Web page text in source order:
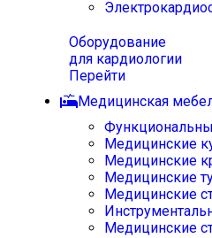
Оборудование
для кардиологии
Перейти
Медицинская
Медицинские
Медицинские
Медицинские
Медицинские
Медицинские